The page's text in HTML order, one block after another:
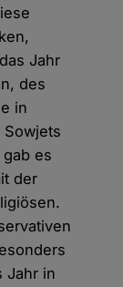
Jahr
des
in
es
der
Jahr in